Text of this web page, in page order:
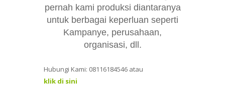
pernah kami produksi diantaranya
untuk berbagai keperluan seperti
Kampanye, perusahaan,
organisasi, dll.
Hubungi Kami: 08116184546 atau
klik di sini